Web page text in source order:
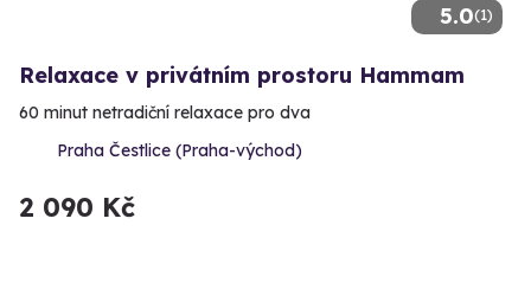
5.0(1)
Relaxace v privátním prostoru Hammam
60 minut netradiční relaxace pro dva
Praha Čestlice (Praha-východ)
2 090 Kč